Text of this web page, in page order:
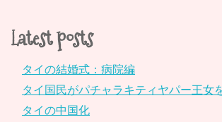
Latest posts
タイの結婚式：病院編
タイ国民がパチャラキティヤパー王女
タイの中国化